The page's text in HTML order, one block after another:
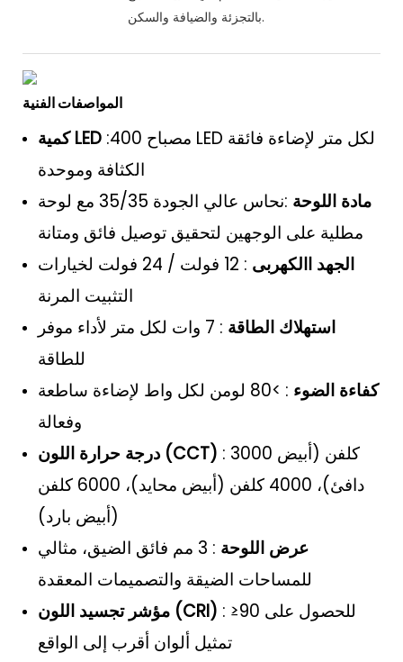
بالتجزئة والضيافة والسكن.
المواصفات الفنية
كمية LED :400 مصباح LED لكل متر لإضاءة فائقة
الكثافة وموحدة
مادة اللوحة
:نحاس عالي الجودة 35/35 مع لوحة
مطلية على الوجهين لتحقيق توصيل فائق ومتانة
الجهد االكهربى
: 12 فولت / 24 فولت لخيارات
التثبيت المرنة
استهلاك الطاقة
: 7 وات لكل متر لأداء موفر
للطاقة
كفاءة الضوء
: >80 لومن لكل واط لإضاءة ساطعة
وفعالة
درجة حرارة اللون (CCT) : 3000 كلفن (أبيض
دافئ)، 4000 كلفن (أبيض محايد)، 6000 كلفن
(أبيض بارد)
عرض اللوحة
: 3 مم فائق الضيق، مثالي
للمساحات الضيقة والتصميمات المعقدة
مؤشر تجسيد اللون (CRI) : ≥90 للحصول على
تمثيل ألوان أقرب إلى الواقع